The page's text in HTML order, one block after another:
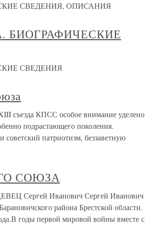
СВЕДЕНИЯ, ОПИСАНИЯ
БИОГРАФИЧЕСКИЕ
СВЕДЕНИЯ
съезда КПСС особое внимание уделено
подрастающего поколения.
патриотизм, беззаветную
СОЮЗА
Иванович Сергей Иванович
района Брестской области.
годы первой мировой войны вместе с